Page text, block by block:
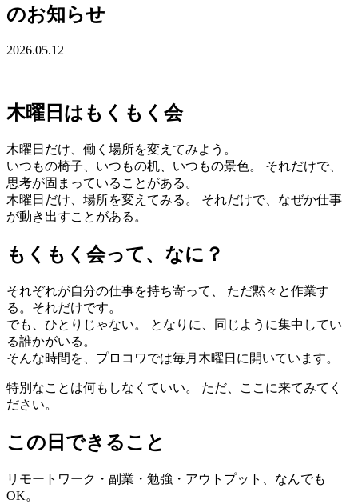
のお知らせ
2026.05.12
木曜日はもくもく会
木曜日だけ、働く場所を変えてみよう。
いつもの椅子、いつもの机、いつもの景色。 それだけで、
思考が固まっていることがある。
木曜日だけ、場所を変えてみる。 それだけで、なぜか仕事
が動き出すことがある。
もくもく会って、なに？
それぞれが自分の仕事を持ち寄って、 ただ黙々と作業す
る。それだけです。
でも、ひとりじゃない。 となりに、同じように集中してい
る誰かがいる。
そんな時間を、プロコワでは毎月木曜日に開いています。
特別なことは何もしなくていい。 ただ、ここに来てみてく
ださい。
この日できること
リモートワーク・副業・勉強・アウトプット、なんでも
OK。